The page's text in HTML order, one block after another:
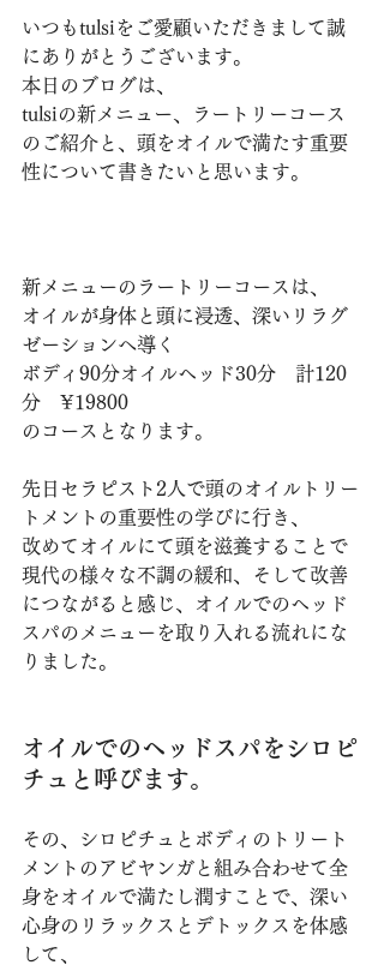
いつもtulsiをご愛顧いただきまして誠
にありがとうございます。
本日のブログは、
tulsiの新メニュー、ラートリーコース
のご紹介と、頭をオイルで満たす重要
性について書きたいと思います。
新メニューのラートリーコースは、
オイルが身体と頭に浸透、深いリラグ
ゼーションへ導く
ボディ90分オイルヘッド30分　計120
分　¥19800
のコースとなります。
先日セラピスト2人で頭のオイルトリー
トメントの重要性の学びに行き、
改めてオイルにて頭を滋養することで
現代の様々な不調の緩和、そして改善
につながると感じ、オイルでのヘッド
スパのメニューを取り入れる流れにな
りました。
オイルでのヘッドスパをシロピ
チュと呼びます。
その、シロピチュとボディのトリート
メントのアビヤンガと組み合わせて全
身をオイルで満たし潤すことで、深い
心身のリラックスとデトックスを体感
して、